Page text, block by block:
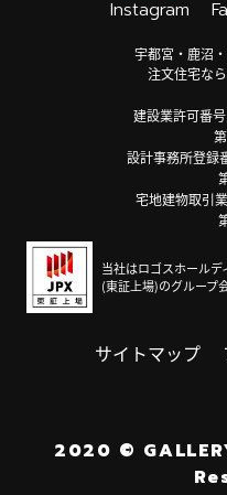
Instagram
宇都宮・鹿沼
注文住宅な
建設業許可番
設計事務所登録
宅地建物取引
当社はロゴスホールデ
(東証上場)のグループ
サイトマップ
2020 ©